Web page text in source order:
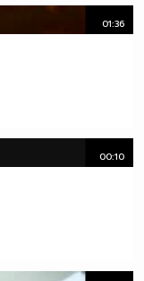
01:36
00:10